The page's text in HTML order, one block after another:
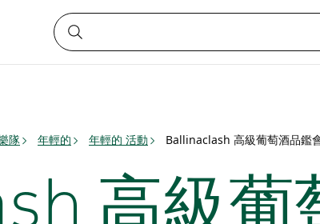
隊 年輕的 年輕的 活動 Ballinaclash 高級葡萄酒品鑑
高級葡